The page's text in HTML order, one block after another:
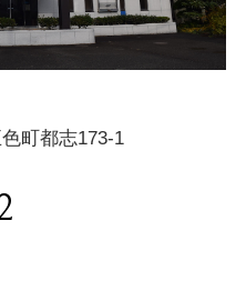
町都志173-1